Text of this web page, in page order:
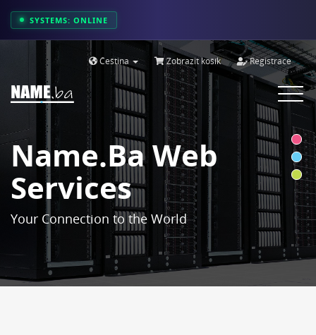
SYSTEMS: ONLINE
Čeština Zobrazit košík Registrace
Toggle
Name.ba Web
Services
Your Connection to the World